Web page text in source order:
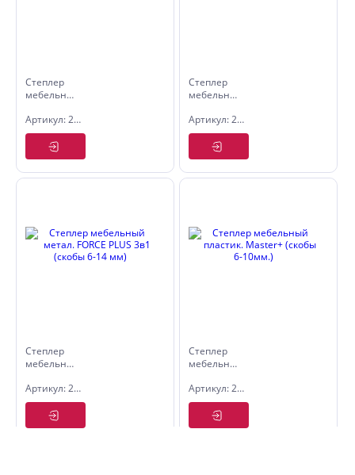
Степлер
мебельный
FORCE ECO
(скобы 6-
10 мм)
Артикул: 2916210
Степлер
мебельный
Expert
(скобы 6-
14 мм.)
Артикул: 2916220
Степлер
мебельный
FORCE
PLUS 3в1
(скобы 6-
14 мм)
Артикул: 2916430
Степлер
мебельный
Master+
(скобы 6-
10мм.)
Артикул: 2916030